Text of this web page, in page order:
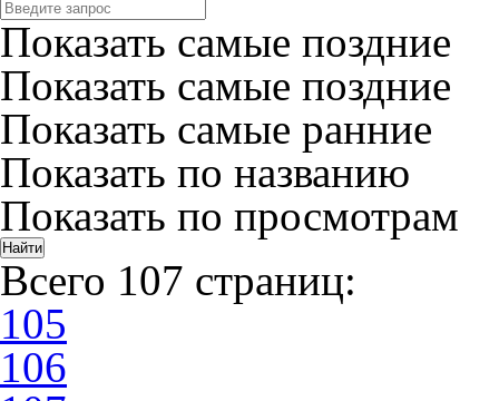
Показать самые поздние
Показать самые поздние
Показать самые ранние
Показать по названию
Показать по просмотрам
Всего 107 страниц:
105
106